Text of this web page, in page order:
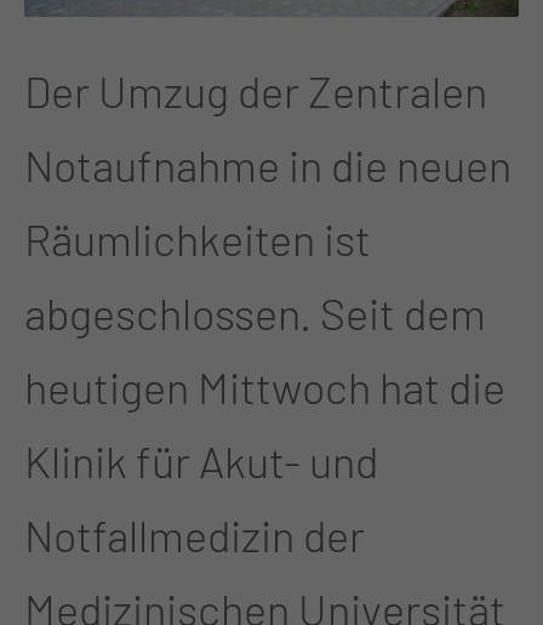
Der Umzug der Zentralen
Notaufnahme in die neuen
Räumlichkeiten ist
abgeschlossen. Seit dem
heutigen Mittwoch hat die
Klinik für Akut- und
Notfallmedizin der
Medizinischen Universität